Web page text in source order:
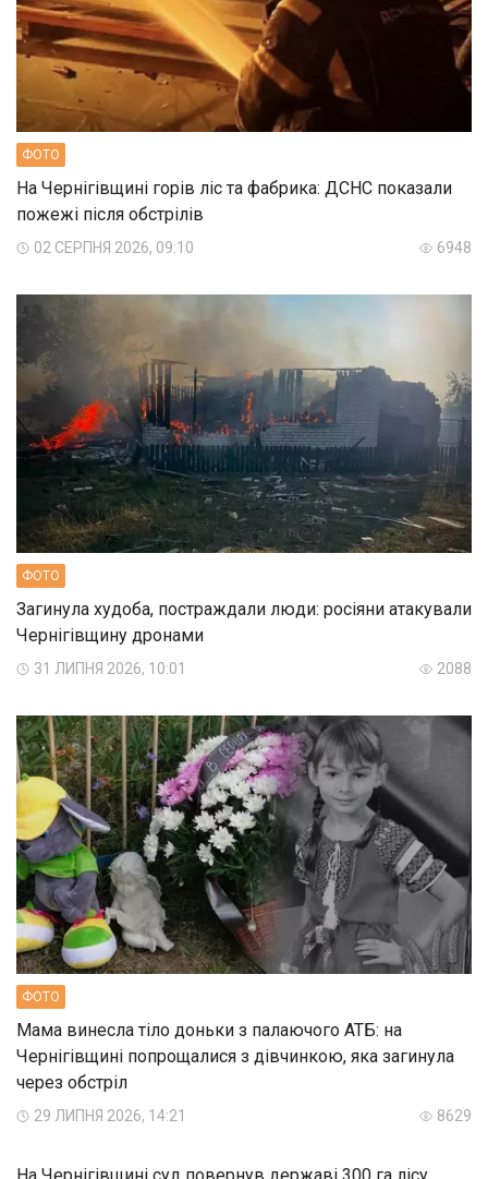
ФОТО
На Чернігівщині горів ліс та фабрика: ДСНС показали
пожежі після обстрілів
02 СЕРПНЯ 2026, 09:10 6948
ФОТО
Загинула худоба, постраждали люди: росіяни атакували
Чернігівщину дронами
31 ЛИПНЯ 2026, 10:01 2088
ФОТО
Мама винесла тіло доньки з палаючого АТБ: на
Чернігівщині попрощалися з дівчинкою, яка загинула
через обстріл
29 ЛИПНЯ 2026, 14:21 8629
На Чернігівщині суд повернув державі 300 га лісу